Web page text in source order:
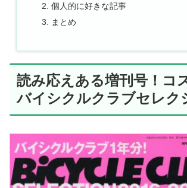
個人的に好きな記事
まとめ
読み応えある増刊号！コ
バイシクルクラブセレク